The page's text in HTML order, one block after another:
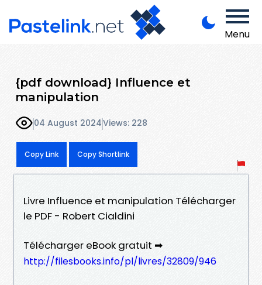
Menu
{pdf download} Influence et
manipulation
04 August 2024Views: 228
Copy Link Copy Shortlink
Livre Influence et manipulation Télécharger
le PDF - Robert Cialdini
Télécharger eBook gratuit ➡
http://filesbooks.info/pl/livres/32809/946